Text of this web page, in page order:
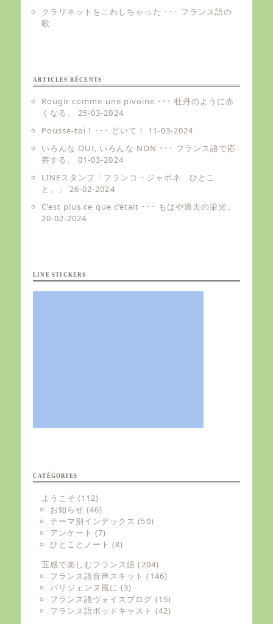
クラリネットをこわしちゃった ･･･ フランス語の
歌
ARTICLES RÉCENTS
Rougir comme une pivoine ･･･ 牡丹のように赤
くなる。
25-03-2024
Pousse-toi ! ･･･ どいて！
11-03-2024
いろんな OUI, いろんな NON ･･･ フランス語で応
答する。
01-03-2024
LINEスタンプ「フランコ・ジャポネ ひとこ
と。」
26-02-2024
C’est plus ce que c’était ･･･ もはや過去の栄光。
20-02-2024
LINE STICKERS
CATÉGORIES
ようこそ (112)
お知らせ (46)
テーマ別インデックス (50)
アンケート (7)
ひとことノート (8)
五感で楽しむフランス語 (204)
フランス語音声スキット (146)
パリジェンヌ風に (3)
フランス語ヴォイスブログ (15)
フランス語ポッドキャスト (42)